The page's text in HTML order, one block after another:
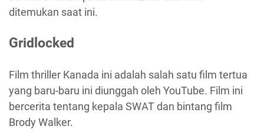
ditemukan saat ini.
Gridlocked
Film thriller Kanada ini adalah salah satu film tertua
yang baru-baru ini diunggah oleh YouTube. Film ini
bercerita tentang kepala SWAT dan bintang film
Brody Walker.